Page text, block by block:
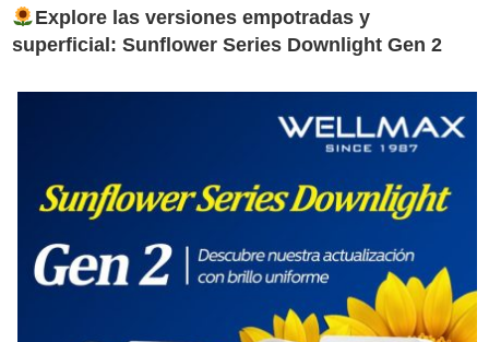
Explore las versiones empotradas y
superficial: Sunflower Series Downlight Gen 2